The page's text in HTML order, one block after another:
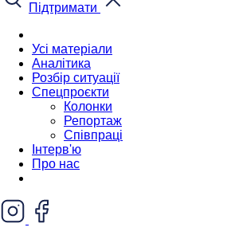
Підтримати
Усі матеріали
Аналітика
Розбір ситуації
Спецпроєкти
Колонки
Репортаж
Співпраці
Інтерв'ю
Про нас